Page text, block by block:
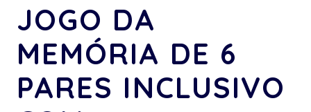
JOGO DA
MEMÓRIA DE 6
PARES INCLUSIVO